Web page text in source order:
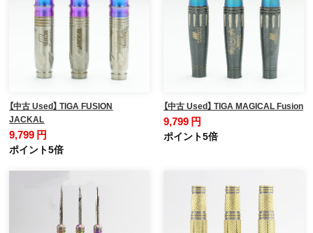
【中古 Used】 TIGA FUSION
JACKAL
9,799 円
ポイント5倍
【中古 Used】 TIGA MAGICAL Fusion
9,799 円
ポイント5倍